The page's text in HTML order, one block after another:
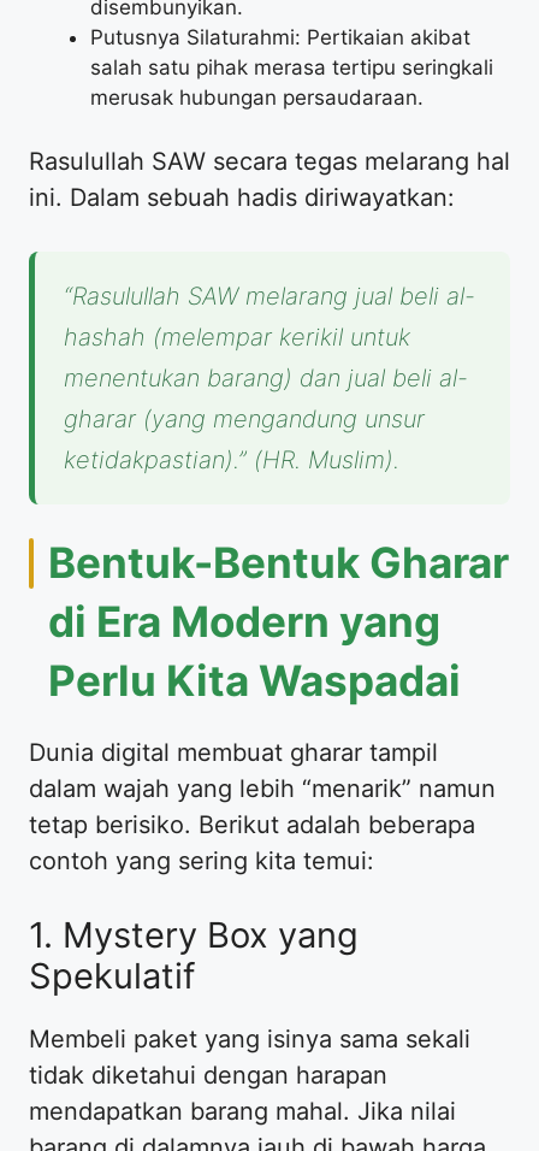
disembunyikan.
Putusnya Silaturahmi: Pertikaian akibat
salah satu pihak merasa tertipu seringkali
merusak hubungan persaudaraan.
Rasulullah SAW secara tegas melarang hal
ini. Dalam sebuah hadis diriwayatkan:
“Rasulullah SAW melarang jual beli al-
hashah (melempar kerikil untuk
menentukan barang) dan jual beli al-
gharar (yang mengandung unsur
ketidakpastian).” (HR. Muslim).
Bentuk-Bentuk Gharar
di Era Modern yang
Perlu Kita Waspadai
Dunia digital membuat gharar tampil
dalam wajah yang lebih “menarik” namun
tetap berisiko. Berikut adalah beberapa
contoh yang sering kita temui:
1. Mystery Box yang
Spekulatif
Membeli paket yang isinya sama sekali
tidak diketahui dengan harapan
mendapatkan barang mahal. Jika nilai